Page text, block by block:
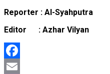
Reporter : Al-Syahputra
Editor : Azhar Vilyan
Facebook